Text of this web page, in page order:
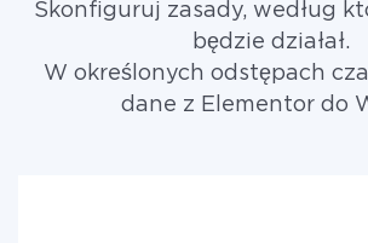
Skonfiguruj zasady, według
będzie działał.
W określonych odstępach
dane z Elementor do